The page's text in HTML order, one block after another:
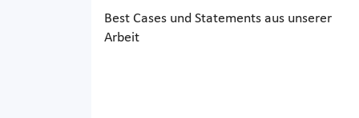
Best Cases und Statements aus unserer
Arbeit